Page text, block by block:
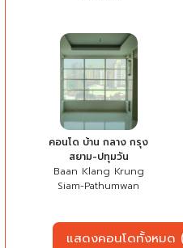
คอนโด บ้าน กลาง กรุง
สยาม-ปทุมวัน
Baan Klang Krung
Siam-Pathumwan
แสดงคอนโดทั้งหมด